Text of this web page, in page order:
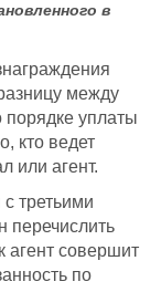
в
между
уплаты
кто ведет
или агент.
третьими
перечислить
агент совершит
по